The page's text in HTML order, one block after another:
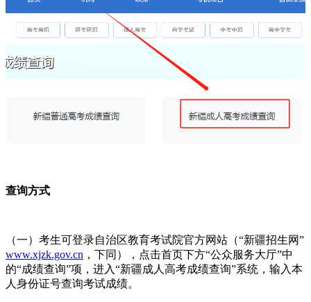
查询方式
（一）考生可登录自治区教育考试院官方网站（“新疆招生网”
www.xjzk.gov.cn ，下同），点击首页下方“公众服务大厅”中
的“成绩查询”项，进入“新疆成人高考成绩查询”系统，输入本
人身份证号查询考试成绩。